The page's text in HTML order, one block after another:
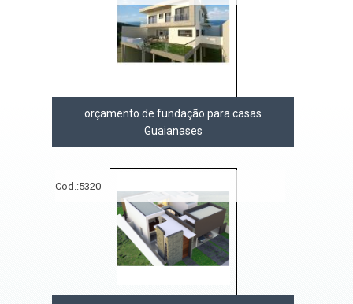
orçamento de fundação para casas
Guaianases
Cod.:5320